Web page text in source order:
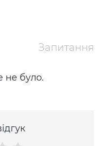
Запитання
не було.